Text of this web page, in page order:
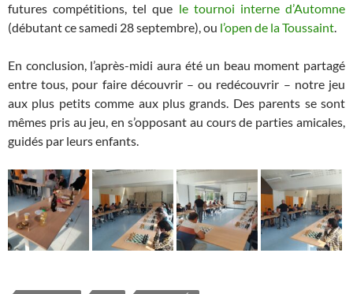
futures compétitions, tel que le tournoi interne d’Automne
(débutant ce samedi 28 septembre), ou l’open de la Toussaint.
En conclusion, l’après-midi aura été un beau moment partagé
entre tous, pour faire découvrir – ou redécouvrir – notre jeu
aux plus petits comme aux plus grands. Des parents se sont
mêmes pris au jeu, en s’opposant au cours de parties amicales,
guidés par leurs enfants.